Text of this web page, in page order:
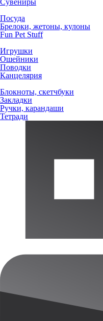
Сувениры
Посуда
Брелоки, жетоны, кулоны
Fun Pet Stuff
Игрушки
Ошейники
Поводки
Канцелярия
Блокноты, скетчбуки
Закладки
Ручки, карандаши
Тетради